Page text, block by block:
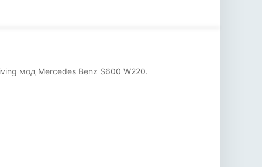
мод Mercedes Benz S600 W220.